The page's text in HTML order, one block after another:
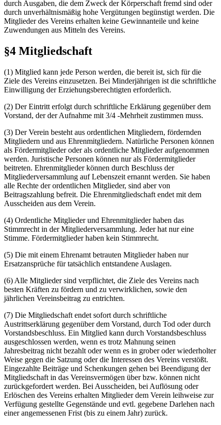
durch Ausgaben, die dem Zweck der Körperschaft fremd sind oder
durch unverhältnismäßig hohe Vergütungen begünstigt werden. Die
Mitglieder des Vereins erhalten keine Gewinnanteile und keine
Zuwendungen aus Mitteln des Vereins.
§4 Mitgliedschaft
(1) Mitglied kann jede Person werden, die bereit ist, sich für die
Ziele des Vereins einzusetzen. Bei Minderjährigen ist die schriftliche
Einwilligung der Erziehungsberechtigten erforderlich.
(2) Der Eintritt erfolgt durch schriftliche Erklärung gegenüber dem
Vorstand, der der Aufnahme mit 3/4 -Mehrheit zustimmen muss.
(3) Der Verein besteht aus ordentlichen Mitgliedern, fördernden
Mitgliedern und aus Ehrenmitgliedern. Natürliche Personen können
als Fördermitglieder oder als ordentliche Mitglieder aufgenommen
werden. Juristische Personen können nur als Fördermitglieder
beitreten. Ehrenmitglieder können durch Beschluss der
Mitgliederversammlung auf Lebenszeit ernannt werden. Sie haben
alle Rechte der ordentlichen Mitglieder, sind aber von
Beitragszahlung befreit. Die Ehrenmitgliedschaft endet mit dem
Ausscheiden aus dem Verein.
(4) Ordentliche Mitglieder und Ehrenmitglieder haben das
Stimmrecht in der Mitgliederversammlung. Jeder hat nur eine
Stimme. Fördermitglieder haben kein Stimmrecht.
(5) Die mit einem Ehrenamt betrauten Mitglieder haben nur
Ersatzansprüche für tatsächlich entstandene Auslagen.
(6) Alle Mitglieder sind verpflichtet, die Ziele des Vereins nach
besten Kräften zu fördern und zu verwirklichen, sowie den
jährlichen Vereinsbeitrag zu entrichten.
(7) Die Mitgliedschaft endet sofort durch schriftliche
Austrittserklärung gegenüber dem Vorstand, durch Tod oder durch
Vorstandsbeschluss. Ein Mitglied kann durch Vorstandsbeschluss
ausgeschlossen werden, wenn es trotz Mahnung seinen
Jahresbeitrag nicht bezahlt oder wenn es in grober oder wiederholter
Weise gegen die Satzung oder die Interessen des Vereins verstößt.
Eingezahlte Beiträge und Schenkungen gehen bei Beendigung der
Mitgliedschaft in das Vereinsvermögen über bzw. können nicht
zurückgefordert werden. Bei Ausscheiden, bei Auflösung oder
Erlöschen des Vereins erhalten Mitglieder dem Verein leihweise zur
Verfügung gestellte Gegenstände und evtl. gegebene Darlehen nach
einer angemessenen Frist (bis zu einem Jahr) zurück.